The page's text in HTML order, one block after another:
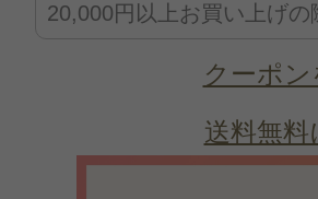
20,000円以上お買い上げ
クーポン
送料無料